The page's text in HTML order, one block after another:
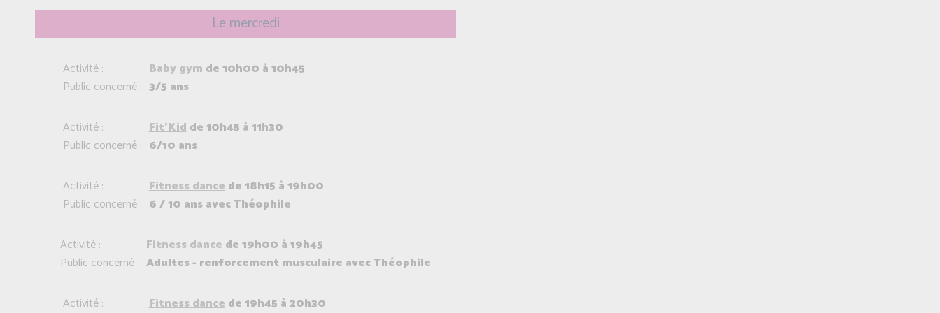
Le mercredi
Activité : Baby gym de 10h00 à 10h45
Public concerné : 3/5 ans
Activité : Fit'Kid de 10h45 à 11h30
Public concerné : 6/10 ans
Activité : Fitness dance de 18h15 à 19h00
Public concerné : 6 / 10 ans avec Théophile
Activité : Fitness dancede 19h00 à 19h45
Public concerné : Adultes - renforcement musculaire avec Théophile
Activité : Fitness dance de 19h45 à 20h30